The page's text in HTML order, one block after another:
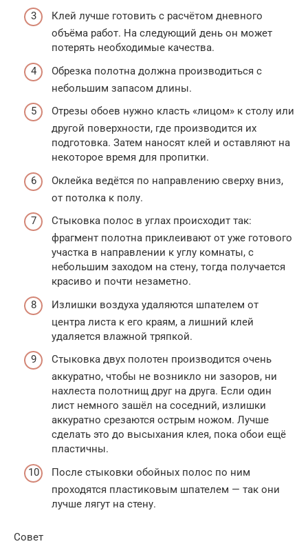
Клей лучше готовить с расчётом дневного
объёма работ. На следующий день он может
потерять необходимые качества.
Обрезка полотна должна производиться с
небольшим запасом длины.
Отрезы обоев нужно класть «лицом» к столу или
другой поверхности, где производится их
подготовка. Затем наносят клей и оставляют на
некоторое время для пропитки.
Оклейка ведётся по направлению сверху вниз,
от потолка к полу.
Стыковка полос в углах происходит так:
фрагмент полотна приклеивают от уже готового
участка в направлении к углу комнаты, с
небольшим заходом на стену, тогда получается
красиво и почти незаметно.
Излишки воздуха удаляются шпателем от
центра листа к его краям, а лишний клей
удаляется влажной тряпкой.
Стыковка двух полотен производится очень
аккуратно, чтобы не возникло ни зазоров, ни
нахлеста полотнищ друг на друга. Если один
лист немного зашёл на соседний, излишки
аккуратно срезаются острым ножом. Лучше
сделать это до высыхания клея, пока обои ещё
пластичны.
После стыковки обойных полос по ним
проходятся пластиковым шпателем — так они
лучше лягут на стену.
Совет